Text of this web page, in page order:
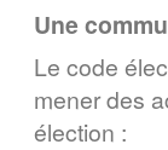
Une
Le code
mener des
élection :